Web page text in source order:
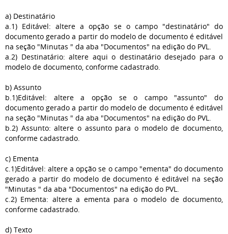
a) Destinatário
a.1) Editável: altere a opção se o campo "destinatário" do
documento gerado a partir do modelo de documento é editável
na seção "Minutas " da aba "Documentos" na edição do PVL.
a.2) Destinatário: altere aqui o destinatário desejado para o
modelo de documento, conforme cadastrado.
b) Assunto
b.1)Editável: altere a opção se o campo "assunto" do
documento gerado a partir do modelo de documento é editável
na seção "Minutas " da aba "Documentos" na edição do PVL.
b.2) Assunto: altere o assunto para o modelo de documento,
conforme cadastrado.
c) Ementa
c.1)Editável: altere a opção se o campo "ementa" do documento
gerado a partir do modelo de documento é editável na seção
"Minutas " da aba "Documentos" na edição do PVL.
c.2) Ementa: altere a ementa para o modelo de documento,
conforme cadastrado.
d) Texto